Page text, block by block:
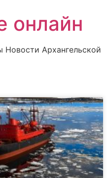
онлайн
Архангельской